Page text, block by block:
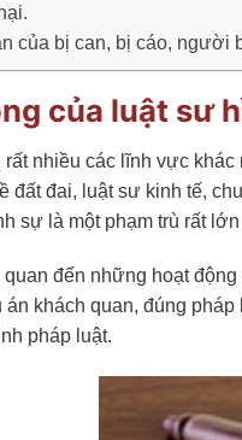
của bị can, bị cáo, người
của luật sư
nhiều các lĩnh vực
đất đai, luật sư kinh tế,
sự là một phạm trù rất
quan đến những hoạt
khách quan, đúng
pháp luật.